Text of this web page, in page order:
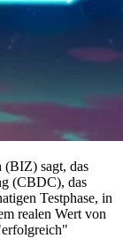
(BIZ) sagt, das
(CBDC), das
Testphase, in
realen Wert von